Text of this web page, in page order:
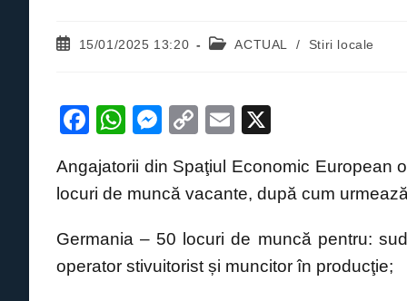
Post15/01/2025 13:20
PostACTUAL / Stiri locale
F
c
e
b
o
W
at
s
A
p
M
ss
e
n
g
C
p
y
Li
n
E
ail
Angajatorii din Spaţiul Economic European
locuri de muncă vacante, după cum
Germania – 50 locuri de muncă pentru:
operator stivuitorist și muncitor în producţie;